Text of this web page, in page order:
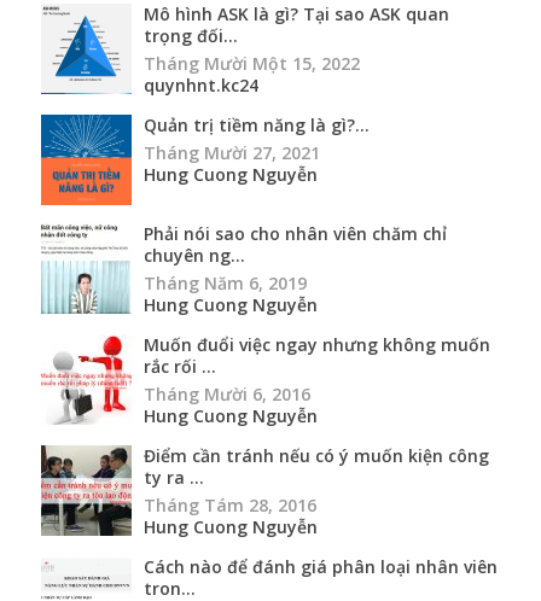
Mô hình ASK là gì? Tại sao ASK quan
trọng đối...
Tháng Mười Một 15, 2022
quynhnt.kc24
Quản trị tiềm năng là gì?...
Tháng Mười 27, 2021
Hung Cuong Nguyễn
Phải nói sao cho nhân viên chăm chỉ
chuyên ng...
Tháng Năm 6, 2019
Hung Cuong Nguyễn
Muốn đuổi việc ngay nhưng không muốn
rắc rối ...
Tháng Mười 6, 2016
Hung Cuong Nguyễn
Điểm cần tránh nếu có ý muốn kiện công
ty ra ...
Tháng Tám 28, 2016
Hung Cuong Nguyễn
Cách nào để đánh giá phân loại nhân viên
tron...